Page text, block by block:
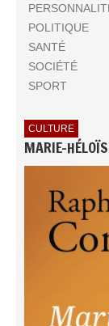
POLITIQUE
SANTÉ
SOCIÉTÉ
SPORT
CULTURE
MARIE-